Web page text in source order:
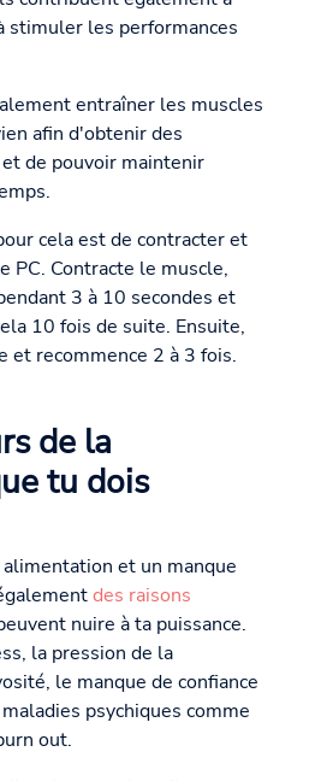
stimuler les performances
entraîner les muscles
afin d'obtenir des
de pouvoir maintenir
cela est de contracter et
PC. Contracte le muscle,
3 à 10 secondes et
10 fois de suite. Ensuite,
et recommence 2 à 3 fois.
de la
tu dois
et un manque
des raisons
nuire à ta puissance.
la pression de la
le manque de confiance
psychiques comme
out.